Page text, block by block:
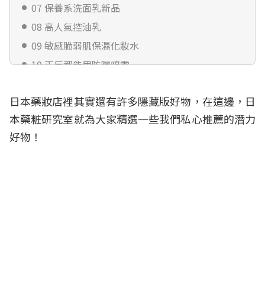
07 保養系洗面乳新品
08 高人氣控油乳
09 敏感脆弱肌保濕化妝水
10 正反都能用防曬噴霧
12 黃金頂級版酵素
13 美白、安撫痘痘面膜
14 北海道藍靛果美肌凍
日本藥妝店裡其實還有許多隱藏版好物，在這邊，日
本藥粧研究室就為大家精選一些我們私心推薦的潛力
好物！